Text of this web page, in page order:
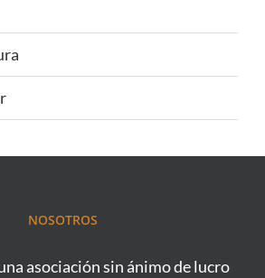
NOSOTROS
asociación sin ánimo de lucro